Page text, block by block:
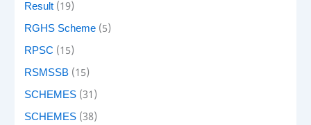
Result (19)
RGHS Scheme (5)
RPSC (15)
RSMSSB (15)
SCHEMES (31)
SCHEMES (38)